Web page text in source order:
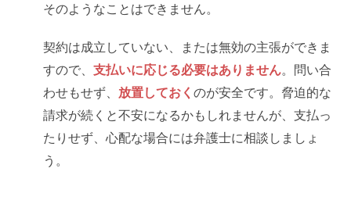
そのようなことはできません。
契約は成立していない、または無効の主張ができま
すので、 支払いに応じる必要はありません。問い合
わせもせず、 放置しておく のが安全です。脅迫的な
請求が続くと不安になるかもしれませんが、支払っ
たりせず、心配な場合には弁護士に相談しましょ
う。